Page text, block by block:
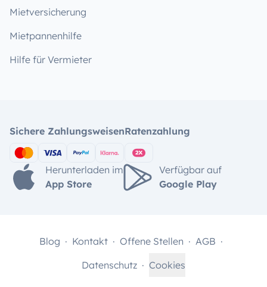
Mietversicherung
Mietpannenhilfe
Hilfe für Vermieter
Sichere ZahlungsweisenRatenzahlung
Herunterladen im
App Store
Verfügbar auf
Google Play
Blog Kontakt Offene Stellen
AGB
Datenschutz
Cookies